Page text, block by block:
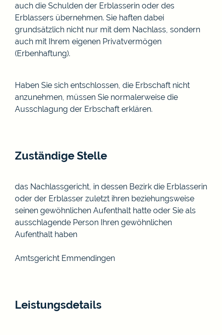
auch die Schulden der Erblasserin oder des
Erblassers übernehmen. Sie haften dabei
grundsätzlich nicht nur mit dem Nachlass, sondern
auch mit Ihrem eigenen Privatvermögen
(Erbenhaftung).
Haben Sie sich entschlossen, die Erbschaft nicht
anzunehmen, müssen Sie normalerweise die
Ausschlagung der Erbschaft erklären.
Zuständige Stelle
das Nachlassgericht, in dessen Bezirk die Erblasserin
oder der Erblasser zuletzt ihren beziehungsweise
seinen gewöhnlichen Aufenthalt hatte oder Sie als
ausschlagende Person Ihren gewöhnlichen
Aufenthalt haben
Amtsgericht Emmendingen
Leistungsdetails